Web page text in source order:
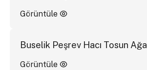
Görüntüle
Buselik Peşrev Hacı Tosun Ağa
Görüntüle